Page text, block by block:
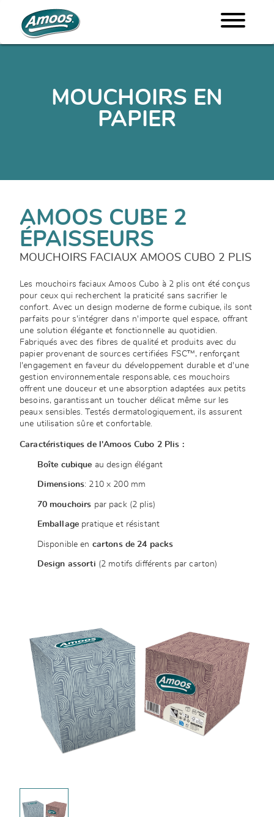
MOUCHOIRS EN
PAPIER
AMOOS CUBE 2
ÉPAISSEURS
MOUCHOIRS FACIAUX AMOOS CUBO 2 PLIS
Les mouchoirs faciaux Amoos Cubo à 2 plis ont été conçus
pour ceux qui recherchent la praticité sans sacrifier le
confort. Avec un design moderne de forme cubique, ils sont
parfaits pour s'intégrer dans n'importe quel espace, offrant
une solution élégante et fonctionnelle au quotidien.
Fabriqués avec des fibres de qualité et produits avec du
papier provenant de sources certifiées FSC™, renforçant
l'engagement en faveur du développement durable et d'une
gestion environnementale responsable, ces mouchoirs
offrent une douceur et une absorption adaptées aux petits
besoins, garantissant un toucher délicat même sur les
peaux sensibles. Testés dermatologiquement, ils assurent
une utilisation sûre et confortable.
Caractéristiques de l'Amoos Cubo 2 Plis :
Boîte cubique au design élégant
Dimensions: 210 x 200 mm
70 mouchoirs par pack (2 plis)
Emballagepratique et résistant
Disponible en cartons de 24 packs
Design assorti (2 motifs différents par carton)